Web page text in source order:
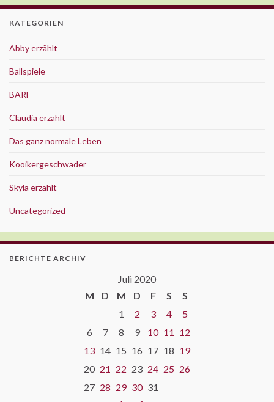
KATEGORIEN
Abby erzählt
Ballspiele
BARF
Claudia erzählt
Das ganz normale Leben
Kooikergeschwader
Skyla erzählt
Uncategorized
BERICHTE ARCHIV
Juli 2020
M
D M D F S
S
1
2 3 4
5
6
7 8 9 10 11 12
13 14 15 16 17 18 19
20 21 22 23 24 25 26
27 28 29 30 31